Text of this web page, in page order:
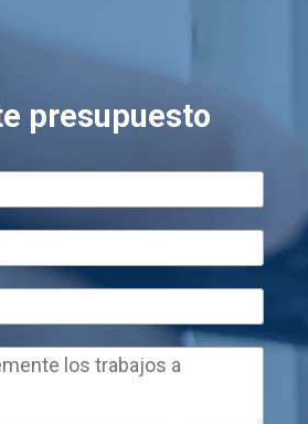
presupuesto